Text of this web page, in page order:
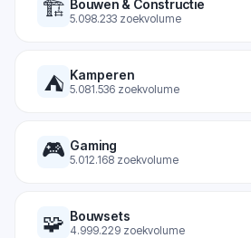
🏗️ Bouwen & Constructie
5.098.233 zoekvolume
⛺ Kamperen
5.081.536 zoekvolume
🎮 Gaming
5.012.168 zoekvolume
🧩 Bouwsets
4.999.229 zoekvolume